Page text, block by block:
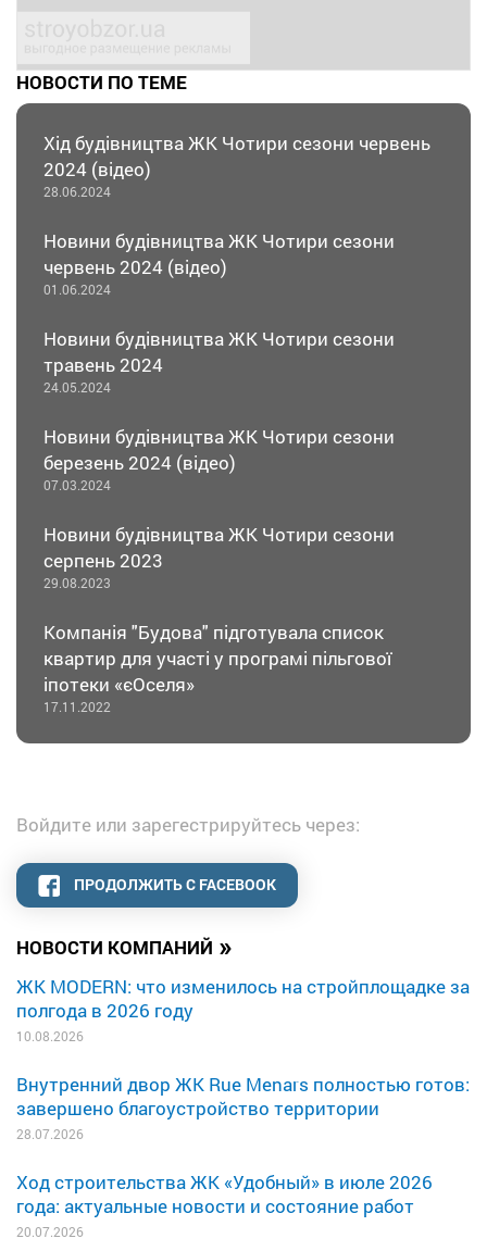
НОВОСТИ КОМПАНИЙ »
ЖК MODERN: что изменилось на стройплощадке за
полгода в 2026 году
10.08.2026
Внутренний двор ЖК Rue Menars полностью готов:
завершено благоустройство территории
28.07.2026
Ход строительства ЖК «Удобный» в июле 2026
года: актуальные новости и состояние работ
20.07.2026
НОВОСТИ ПО ТЕМЕ
Хід будівництва ЖК Чотири сезони червень
2024 (відео)
28.06.2024
Новини будівництва ЖК Чотири сезони
червень 2024 (відео)
01.06.2024
Новини будівництва ЖК Чотири сезони
травень 2024
24.05.2024
Новини будівництва ЖК Чотири сезони
березень 2024 (відео)
07.03.2024
Новини будівництва ЖК Чотири сезони
серпень 2023
29.08.2023
Компанія "Будова" підготувала список
квартир для участі у програмі пільгової
іпотеки «єОселя»
17.11.2022
Войдите или зарегестрируйтесь через:
ПРОДОЛЖИТЬ С FACEBOOK